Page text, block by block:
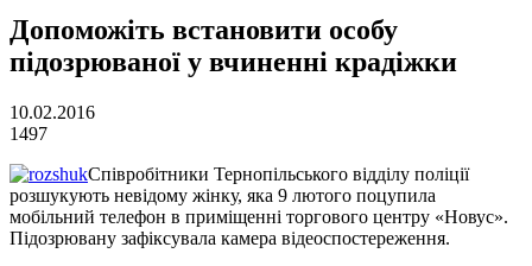
Допоможіть встановити особу
підозрюваної у вчиненні крадіжки
10.02.2016
1497
Співробітники Тернопільського відділу поліції
розшукують невідому жінку, яка 9 лютого поцупила
мобільний телефон в приміщенні торгового центру «Новус».
Підозрювану зафіксувала камера відеоспостереження.